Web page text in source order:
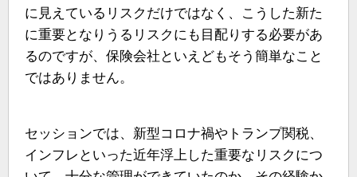
に見えているリスクだけではなく、こうした新た
に重要となりうるリスクにも目配りする必要があ
るのですが、保険会社といえどもそう簡単なこと
ではありません。
セッションでは、新型コロナ禍やトランプ関税、
インフレといった近年浮上した重要なリスクにつ